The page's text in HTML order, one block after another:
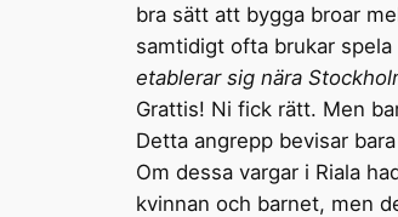
bra sätt att bygga broar
samtidigt ofta brukar
etablerar sig nära
Grattis! Ni fick rätt. Men
Detta angrepp bevisar
Om dessa vargar i Riala
kvinnan och barnet, men